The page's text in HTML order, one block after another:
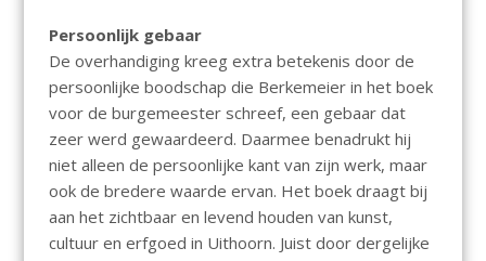
Persoonlijk gebaar
De overhandiging kreeg extra betekenis door de
persoonlijke boodschap die Berkemeier in het boek
voor de burgemeester schreef, een gebaar dat
zeer werd gewaardeerd. Daarmee benadrukt hij
niet alleen de persoonlijke kant van zijn werk, maar
ook de bredere waarde ervan. Het boek draagt bij
aan het zichtbaar en levend houden van kunst,
cultuur en erfgoed in Uithoorn. Juist door dergelijke